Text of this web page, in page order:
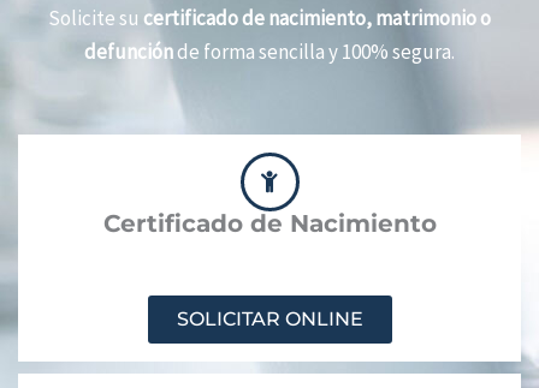
Solicite su certificado de nacimiento, matrimonio o
defunciónde forma sencilla y 100% segura.
Certificado de Nacimiento
SOLICITAR ONLINE